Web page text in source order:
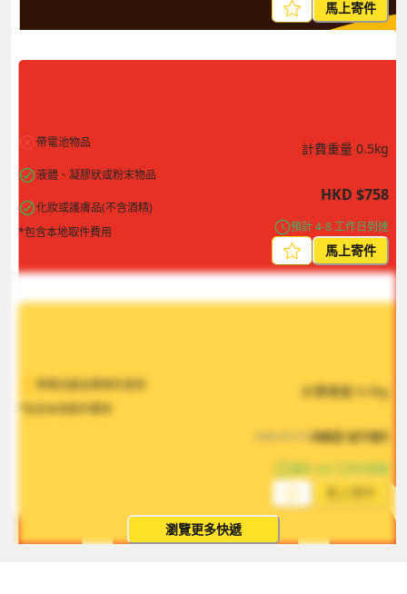
馬上寄件
帶電池物品
液體、凝膠狀或粉末物品
化妝或護膚品(不含酒精)
*包含本地取件費用
計費重量 0.5kg
HKD $758
預計 4-8 工作日到達
馬上寄件
寄電池產品需預先查詢
*包含本地取件費用
計費重量 0.5kg
1772HKD$1181
預計 4-8 工作日到達
瀏覽更多快遞